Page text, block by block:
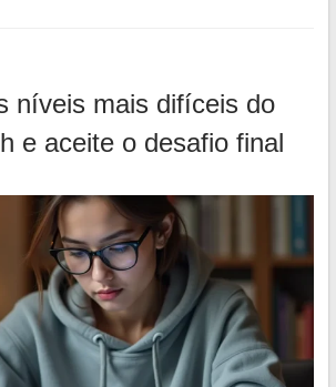
níveis mais difíceis do
e aceite o desafio final